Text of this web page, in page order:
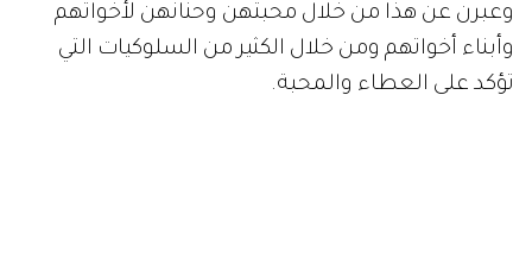
وعبرن عن هذا من خلال محبتهن وحنانهن لأخواتهم
وأبناء أخواتهم ومن خلال الكثير من السلوكيات التي
تؤكد على العطاء والمحبة.